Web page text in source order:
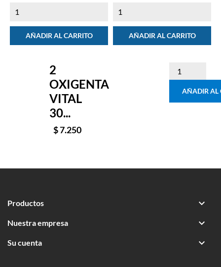
AÑADIR AL CARRITO AÑADIR AL CARRITO
2
OXIGENTA
VITAL
30...
$ 7.250
AÑADIR AL
Productos 
Nuestra empresa 
Su cuenta 